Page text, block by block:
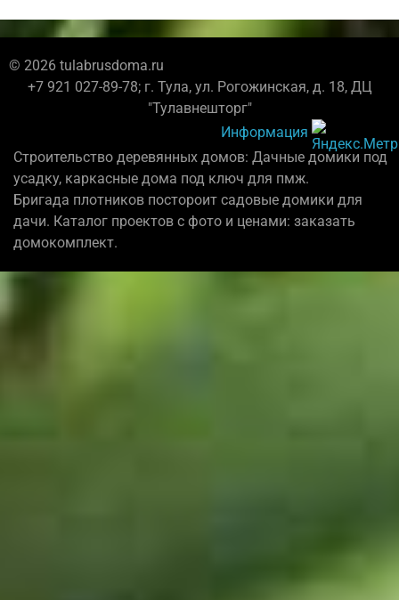
© 2026 tulabrusdoma.ru
+7 921 027-89-78; г. Тула, ул. Рогожинская, д. 18, ДЦ
"Тулавнешторг"
Информация
Строительство деревянных домов: Дачные домики под
усадку, каркасные дома под ключ для пмж.
Бригада плотников постороит садовые домики для
дачи. Каталог проектов с фото и ценами: заказать
домокомплект.